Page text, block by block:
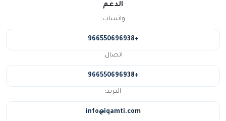
الدعم
واتساب:
+966550696938
اتصال:
+966550696938
البريد:
info@iqamti.com